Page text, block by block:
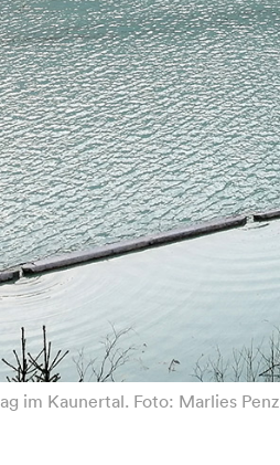
im Kaunertal. Foto: Marlies Penz